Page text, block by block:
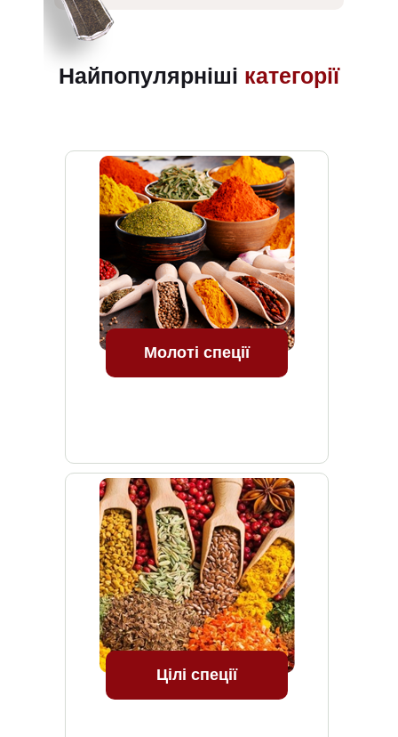
Найпопулярніші категорії
Молоті спеції
Цілі спеції